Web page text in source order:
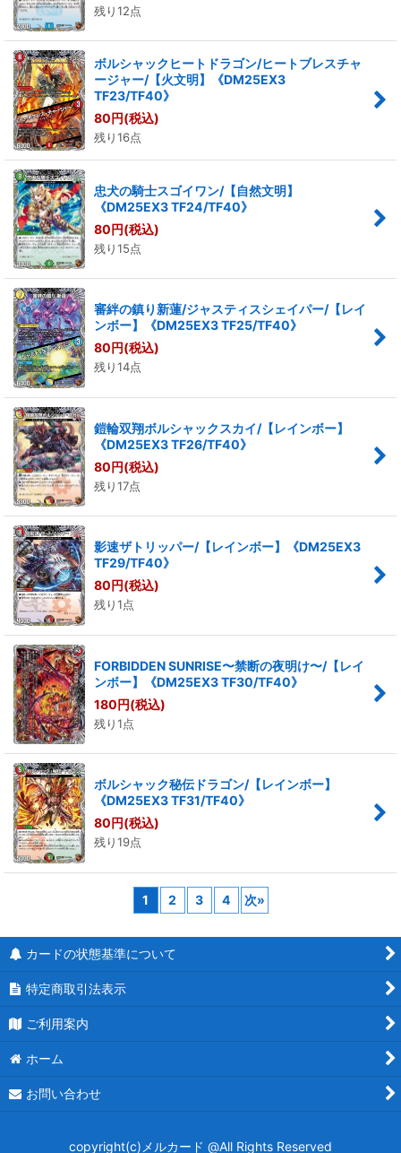
残り12点
ボルシャックヒートドラゴン/ヒートブレスチャ
ージャー/【火文明】《DM25EX3
TF23/TF40》
80円(税込)
残り16点
忠犬の騎士スゴイワン/【自然文明】
《DM25EX3 TF24/TF40》
80円(税込)
残り15点
審絆の鎮り新蓮/ジャスティスシェイパー/【レイ
ンボー】《DM25EX3 TF25/TF40》
80円(税込)
残り14点
鎧輪双翔ボルシャックスカイ/【レインボー】
《DM25EX3 TF26/TF40》
80円(税込)
残り17点
影速ザトリッパー/【レインボー】《DM25EX3
TF29/TF40》
80円(税込)
残り1点
FORBIDDEN SUNRISE〜禁断の夜明け〜/【レイ
ンボー】《DM25EX3 TF30/TF40》
180円(税込)
残り1点
ボルシャック秘伝ドラゴン/【レインボー】
《DM25EX3 TF31/TF40》
80円(税込)
残り19点
1 2 3 4 次»
カードの状態基準について
特定商取引法表示
ご利用案内
ホーム
お問い合わせ
copyright(c)メルカード @All Rights Reserved